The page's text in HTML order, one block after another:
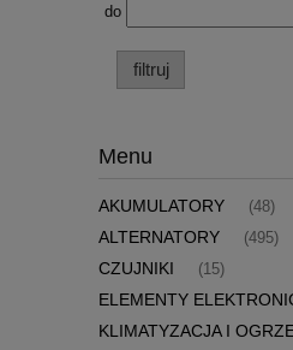
do
filtruj
Menu
AKUMULATORY (48)
ALTERNATORY (495)
CZUJNIKI (15)
ELEMENTY
KLIMATYZACJA I